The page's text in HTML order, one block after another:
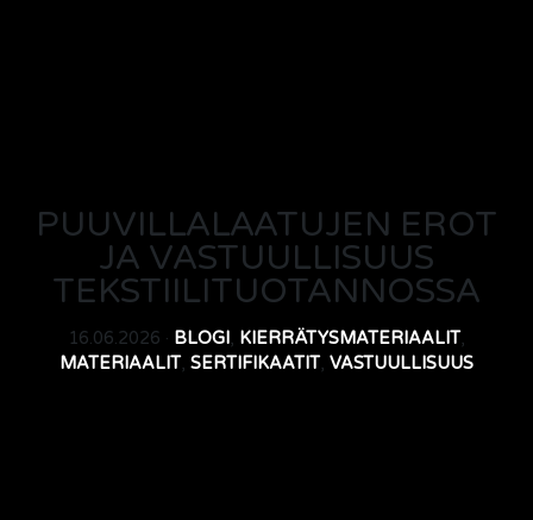
PUUVILLALAATUJEN EROT
JA VASTUULLISUUS
TEKSTIILITUOTANNOSSA
16.06.2026 · BLOGI, KIERRÄTYSMATERIAALIT,
MATERIAALIT, SERTIFIKAATIT, VASTUULLISUUS